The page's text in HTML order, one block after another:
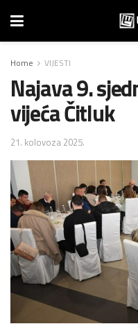
Home VIJESTI
Najava 9.
vijeća Čitluk
21. kolovoza 2025.